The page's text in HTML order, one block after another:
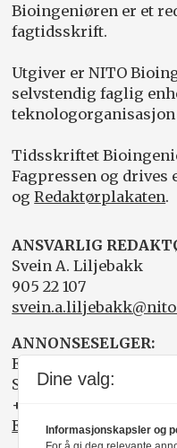
Bioingeniøren er et
fagtidsskrift.
Utgiver er NITO
selvstendig faglig
teknologorganisasjon
Tidsskriftet
Fagpressen og drives
ogRedaktørplakaten.
ANSVARLIG
Svein A. Liljebakk
905 22 107
ANNONSESELGER:
Elisabeth R. Wåde
Salgsfabrikken
+47 919 03 208
Dine valg:
Informasjonskapsler og